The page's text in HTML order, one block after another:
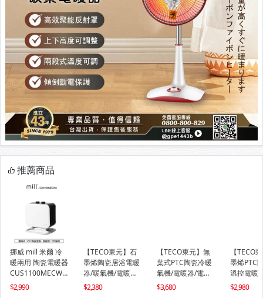
推薦商品
挪威 mill 米爾 冷
暖兩用 陶瓷電暖器
CUS1100MECWA
【隨身型】
2,990
【TECO東元】石
墨烯陶瓷居浴電暖
器/暖氣機/電暖爐
(XYFYN3007CBW)
2,380
【TECO東元】無
葉式PTC陶瓷冷暖
氣機/電暖器/電暖
爐(XYFYN3009CB
3,680
【TECO
墨烯PTC
溫控電暖
機/電暖爐
2,980